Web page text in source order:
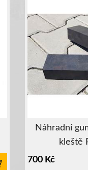
Náhradní
kleště
700 Kč